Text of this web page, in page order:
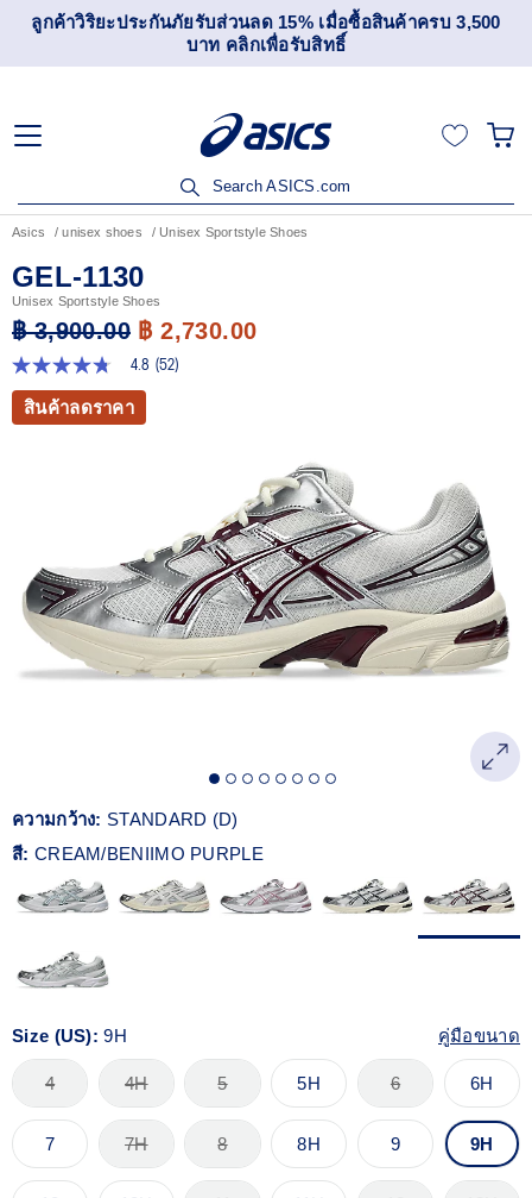
เข้าร่วม OneASICS™ เพื่อสะสมคะแนน และสิทธิพิเศษสำหรับ
สมาชิกเท่านั้น สมัครเลย
Search ASICS.com
Asics unisex shoes Unisex Sportstyle Shoes
GEL-1130
Unisex Sportstyle Shoes
฿ 3,900.00 ฿ 2,730.00
4.8
จาก
ดาว
ลิงก์
หน้า
เดียวกัน
4.8 (52)
สินค้าลดราคา
ความกว้าง: STANDARD (D)
สี: CREAM/BENIIMO PURPLE
Size (US):9H คู่มือขนาด
4 4H 5 5H 6 6H
7 7H 8 8H 9 9H